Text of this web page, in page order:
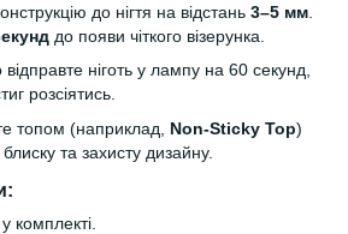
до нігтя на відстань 3–5 мм
до появи чіткого візерунка.
ніготь у лампу на 60 секунд,
розсіятись.
топом (наприклад, Non-Sticky Top)
та захисту дизайну.
комплекті.